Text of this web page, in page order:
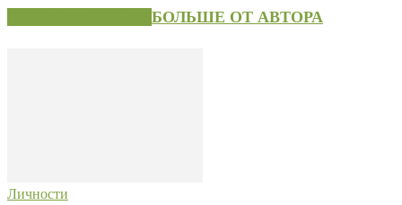
БОЛЬШЕ ОТ АВТОРА
Личности